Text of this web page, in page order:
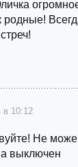
родные!
в 10:12
Не
выключен